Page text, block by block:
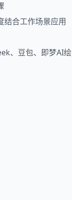
结合工作场景应用
、豆包、即梦AI绘